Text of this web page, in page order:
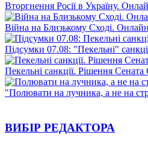
Вторгнення Росії в Україну.
Війна на Близькому Сході. Онлайн
Підсумки 07.08: "Пекельні"
Пекельні санкції. Рішення
"Полювати на лучника, а не на
ВИБІР РЕДАКТОРА